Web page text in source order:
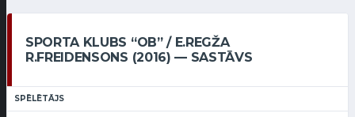
SPORTA KLUBS “OB” / E.REGŽA
R.FREIDENSONS (2016) — SASTĀVS
SPĒLĒTĀJS